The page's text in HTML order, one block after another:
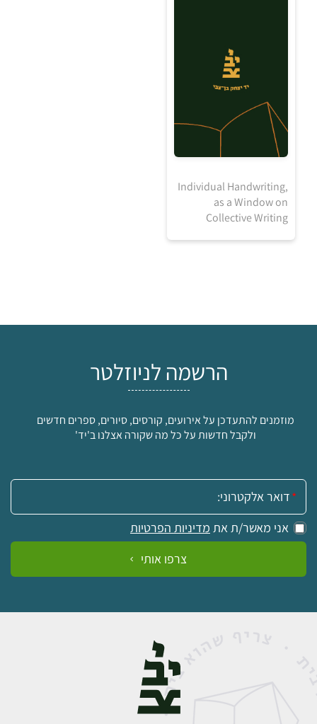
20
למידע ולרכישה
,Individual Handwriting
as a Window on
Collective Writing
הרשמה לניוזלטר
מוזמנים להתעדכן על אירועים, קורסים, סיורים, ספרים חדשים
ולקבל חדשות על כל מה שקורה אצלנו ב'יד'
אימייל:
אני מאשר/ת את מדיניות הפרטיות
צרפו אותי